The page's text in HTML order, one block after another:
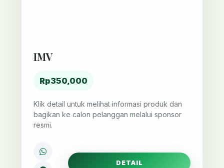
IMV
Rp350,000
Klik detail untuk melihat informasi produk dan
bagikan ke calon pelanggan melalui sponsor
resmi.
DETAIL